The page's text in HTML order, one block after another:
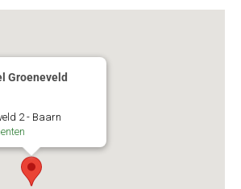
Groeneveld
2 - Baarn